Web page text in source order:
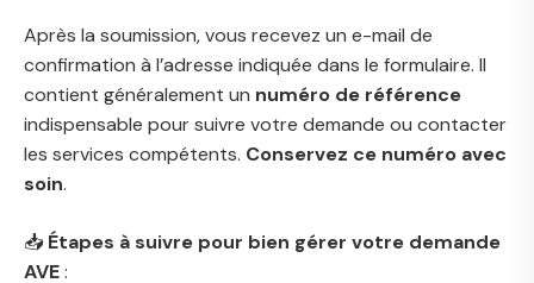
Après la soumission, vous recevez un e-mail de
confirmation à l’adresse indiquée dans le formulaire. Il
contient généralement un numéro de référence
indispensable pour suivre votre demande ou contacter
les services compétents. Conservez ce numéro avec
soin.
📥 Étapes à suivre pour bien gérer votre demande
AVE: